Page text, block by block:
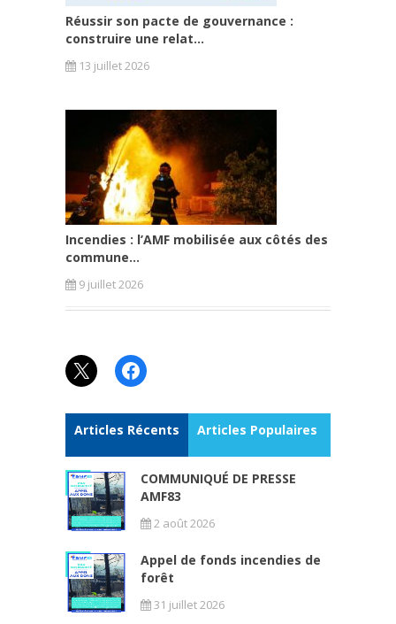
Réussir son pacte de gouvernance :
construire une relat...
13 juillet 2026
Incendies : l’AMF mobilisée aux côtés des
commune...
9 juillet 2026
X Facebook
Articles Récents Articles Populaires
COMMUNIQUÉ DE PRESSE
AMF83
2 août 2026
Appel de fonds incendies de
forêt
31 juillet 2026